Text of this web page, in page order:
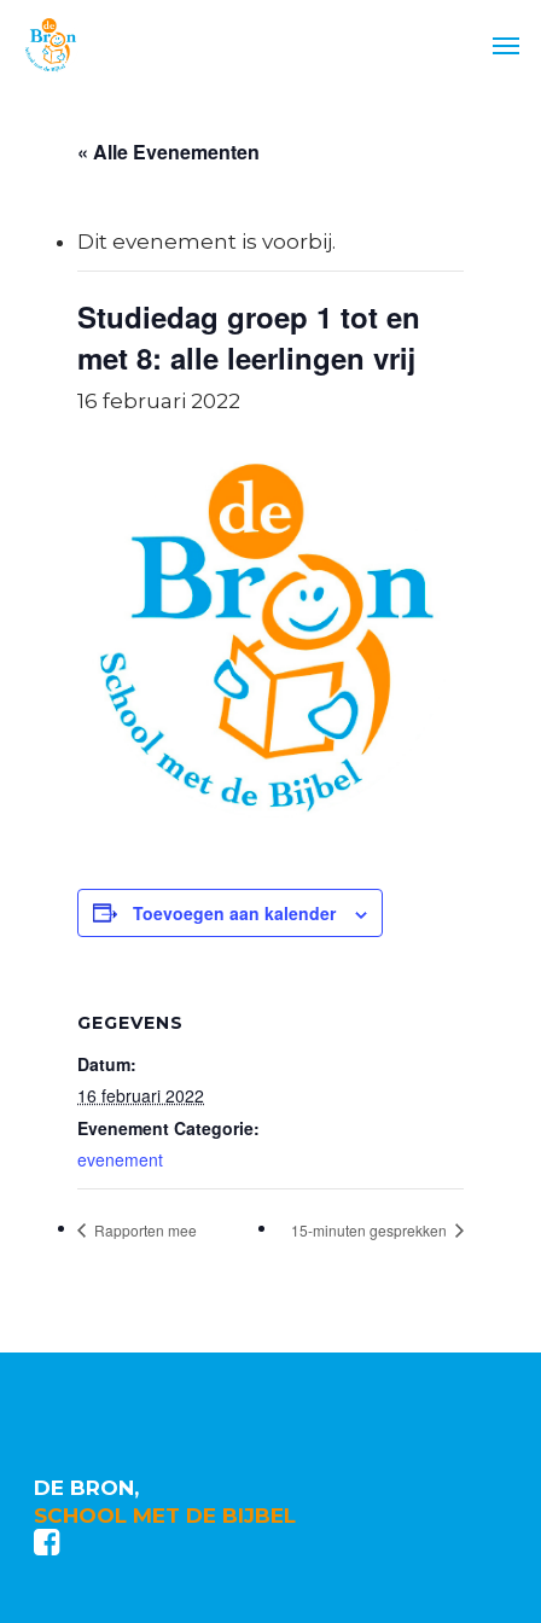
main
« Alle Evenementen
Dit evenement is voorbij.
Studiedag groep 1 tot en
met 8: alle leerlingen vrij
16 februari 2022
Toevoegen aan kalender
GEGEVENS
Datum:
16 februari 2022
Evenement Categorie:
evenement
Rapporten mee 15-minuten gesprekken
DE BRON,
SCHOOL MET DE BIJBEL